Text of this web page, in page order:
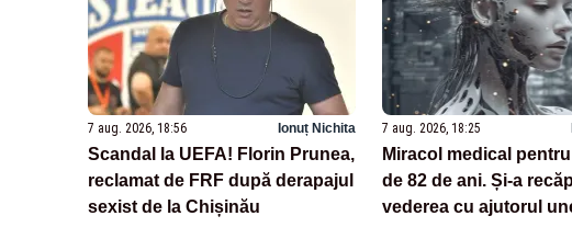
7 aug. 2026, 18:56 Ionuț Nichita
Scandal la UEFA! Florin Prunea,
reclamat de FRF după derapajul
sexist de la Chișinău
7 aug. 2026, 18:25
Miracol medical
de 82 de ani. Și-a
vederea cu ajutorul